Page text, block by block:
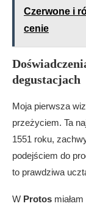
Czerwone i
cenie
degustacjach
Moja pierwsza
przeżyciem. Ta
1551 roku,
podejściem do
to prawdziwa
W Protos